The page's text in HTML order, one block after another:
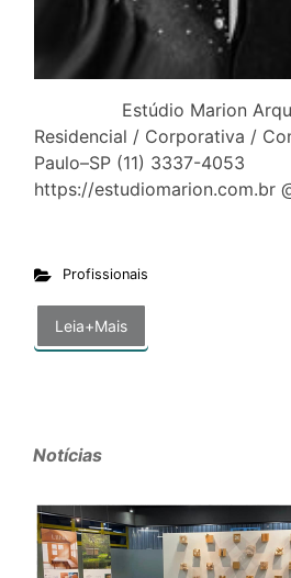
Estúdio Marion
Residencial / Corporativa /
Paulo–SP (11) 3337-4053
https://
Profissionais
Leia+Mais
Notícias